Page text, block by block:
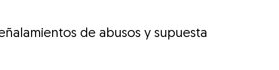
de abusos y supuesta